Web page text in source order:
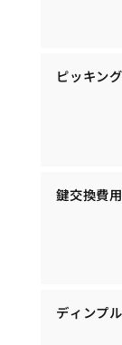
ピッキン
鍵交換費
ディンプ